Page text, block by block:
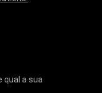
qual a sua